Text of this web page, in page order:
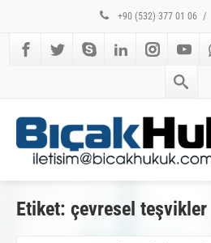
+90 (532) 377 01 06 /
Etiket: çevresel teşvikler